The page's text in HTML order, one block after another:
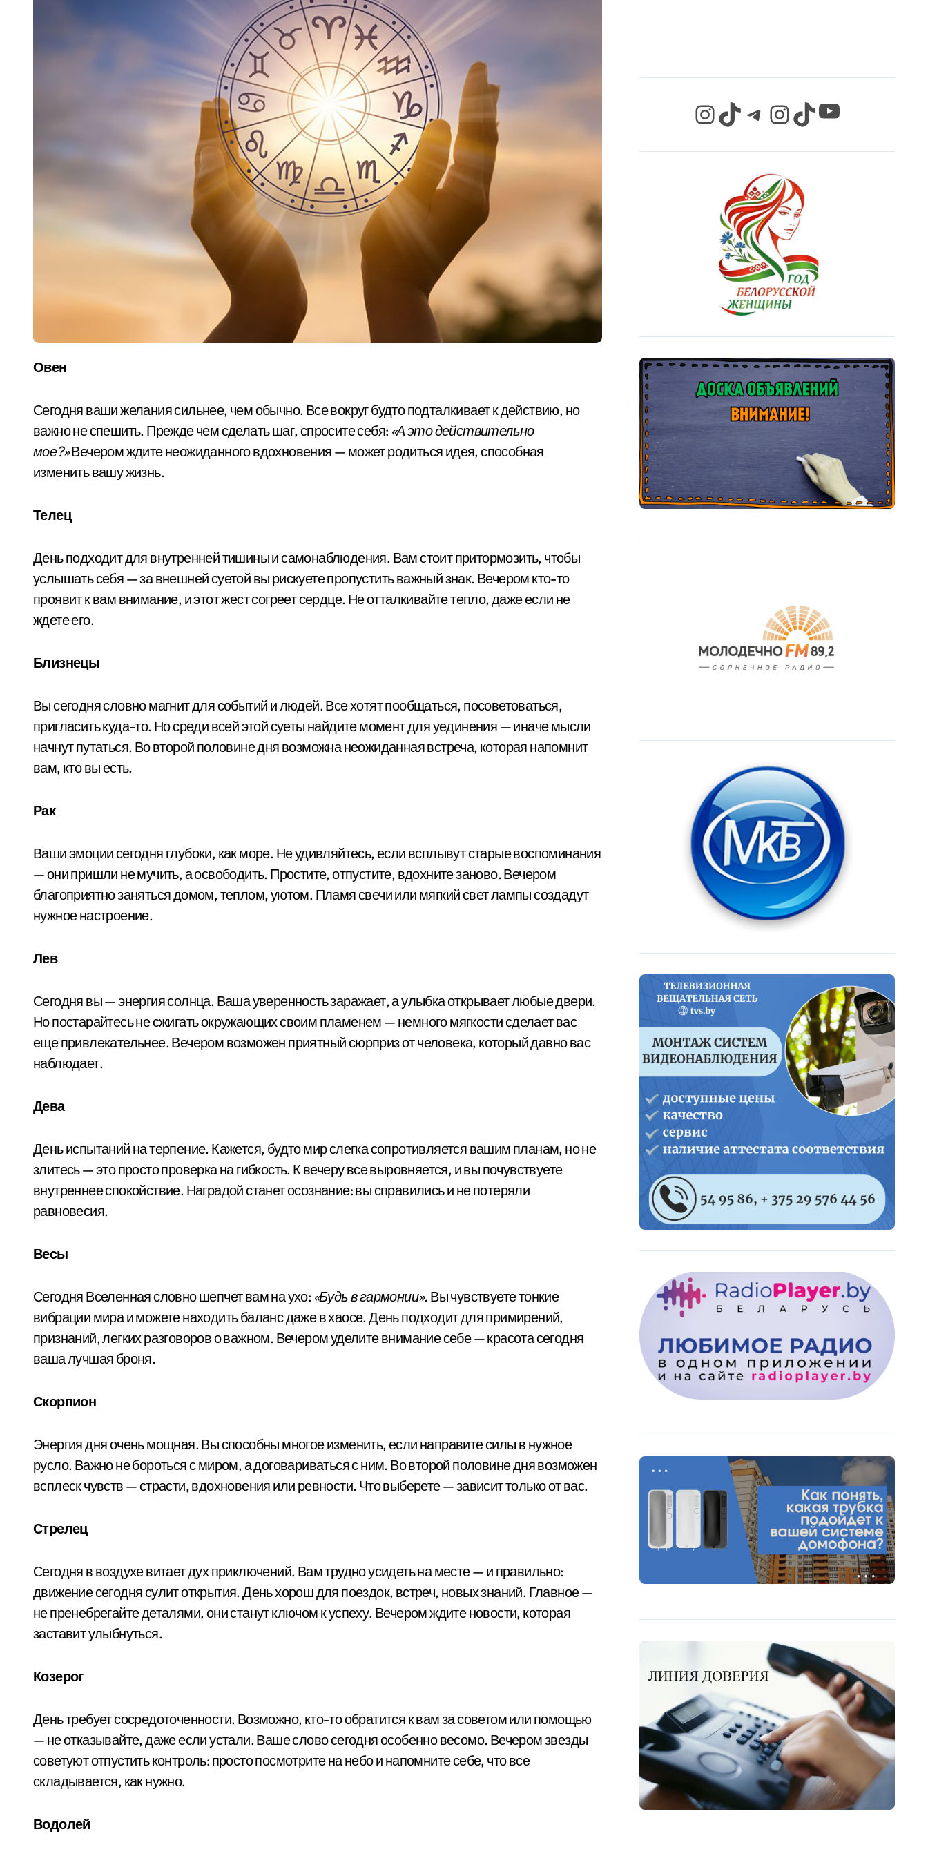
Овен
Сегодня ваши желания сильнее, чем обычно. Все вокруг будто подталкивает к действию, но
важно не спешить. Прежде чем сделать шаг, спросите себя: «А это действительно
мое?»Вечером ждите неожиданного вдохновения — может родиться идея, способная
изменить вашу жизнь.
Телец
День подходит для внутренней тишины и самонаблюдения. Вам стоит притормозить, чтобы
услышать себя — за внешней суетой вы рискуете пропустить важный знак. Вечером кто-то
проявит к вам внимание, и этот жест согреет сердце. Не отталкивайте тепло, даже если не
ждете его.
Близнецы
Вы сегодня словно магнит для событий и людей. Все хотят пообщаться, посоветоваться,
пригласить куда-то. Но среди всей этой суеты найдите момент для уединения — иначе мысли
начнут путаться. Во второй половине дня возможна неожиданная встреча, которая напомнит
вам, кто вы есть.
Рак
Ваши эмоции сегодня глубоки, как море. Не удивляйтесь, если всплывут старые воспоминания
— они пришли не мучить, а освободить. Простите, отпустите, вдохните заново. Вечером
благоприятно заняться домом, теплом, уютом. Пламя свечи или мягкий свет лампы создадут
нужное настроение.
Лев
Сегодня вы — энергия солнца. Ваша уверенность заражает, а улыбка открывает любые двери.
Но постарайтесь не сжигать окружающих своим пламенем — немного мягкости сделает вас
еще привлекательнее. Вечером возможен приятный сюрприз от человека, который давно вас
наблюдает.
Дева
День испытаний на терпение. Кажется, будто мир слегка сопротивляется вашим планам, но не
злитесь — это просто проверка на гибкость. К вечеру все выровняется, и вы почувствуете
внутреннее спокойствие. Наградой станет осознание: вы справились и не потеряли
равновесия.
Весы
Сегодня Вселенная словно шепчет вам на ухо: «Будь в гармонии». Вы чувствуете тонкие
вибрации мира и можете находить баланс даже в хаосе. День подходит для примирений,
признаний, легких разговоров о важном. Вечером уделите внимание себе — красота сегодня
ваша лучшая броня.
Скорпион
Энергия дня очень мощная. Вы способны многое изменить, если направите силы в нужное
русло. Важно не бороться с миром, а договариваться с ним. Во второй половине дня возможен
всплеск чувств — страсти, вдохновения или ревности. Что выберете — зависит только от вас.
Стрелец
Сегодня в воздухе витает дух приключений. Вам трудно усидеть на месте — и правильно:
движение сегодня сулит открытия. День хорош для поездок, встреч, новых знаний. Главное —
не пренебрегайте деталями, они станут ключом к успеху. Вечером ждите новости, которая
заставит улыбнуться.
Козерог
День требует сосредоточенности. Возможно, кто-то обратится к вам за советом или помощью
— не отказывайте, даже если устали. Ваше слово сегодня особенно весомо. Вечером звезды
советуют отпустить контроль: просто посмотрите на небо и напомните себе, что все
складывается, как нужно.
Водолей
InstagramTikTok Telegram InstagramTikTok YouTube